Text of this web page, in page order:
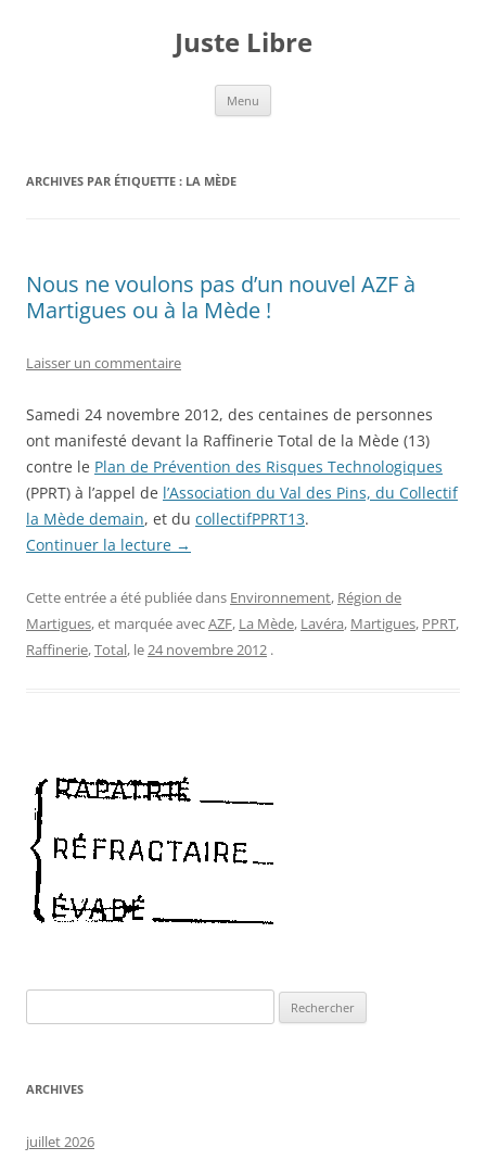
Juste Libre
Menu
ARCHIVES PAR ÉTIQUETTE : LA MÈDE
Nous ne voulons pas d’un nouvel AZF à
Martigues ou à la Mède !
Laisser un commentaire
Samedi 24 novembre 2012, des centaines de personnes
ont manifesté devant la Raffinerie Total de la Mède (13)
contre le Plan de Prévention des Risques Technologiques
(PPRT) à l’appel de l’Association du Val des Pins, du Collectif
la Mède demain, et du collectifPPRT13.
Continuer la lecture →
Cette entrée a été publiée dans Environnement, Région de
Martigues, et marquée avecAZF, La Mède, Lavéra, Martigues, PPRT,
Raffinerie,Total, le24 novembre 2012 .
ARCHIVES
juillet 2026